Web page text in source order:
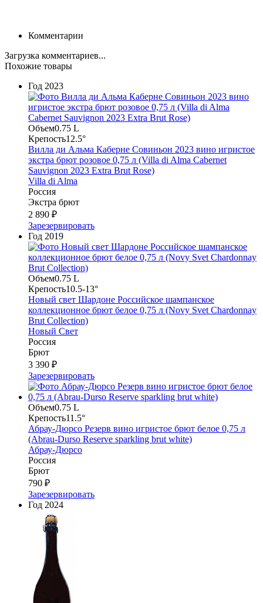
Комментарии
Загрузка комментариев...
Похожие товары
Год 2023
Объем0.75 L
Крепость12.5°
Вилла ди Альма Каберне Совиньон 2023 вино игристое
экстра брют розовое 0,75 л (Villa di Alma Cabernet
Sauvignon 2023 Extra Brut Rose)
Villa di Alma
Россия
Экстра брют
2 890 ₽
Зарезервировать
Год 2019
Объем0.75 L
Крепость10.5-13°
Новый свет Шардоне Российское шампанское
коллекционное брют белое 0,75 л (Novy Svet Chardonnay
Brut Collection)
Новый Свет
Россия
Брют
3 390 ₽
Зарезервировать
Объем0.75 L
Крепость11.5°
Абрау-Дюрсо Резерв вино игристое брют белое 0,75 л
(Abrau-Durso Reserve sparkling brut white)
Абрау-Дюрсо
Россия
Брют
790 ₽
Зарезервировать
Год 2024